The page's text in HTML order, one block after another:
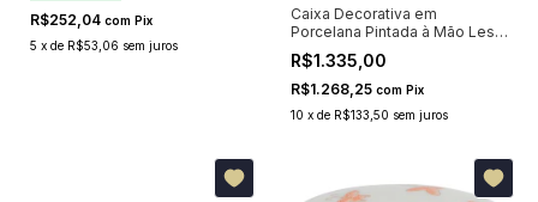
R$252,04 com Pix
5 x de R$53,06 sem juros
Caixa Decorativa em
Porcelana Pintada à Mão Les
Fleurs III 24cm
R$1.335,00
R$1.268,25 com Pix
10 x de R$133,50 sem juros